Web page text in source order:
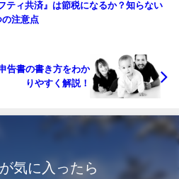
ティ共済』は節税になるか？知らない
の注意点
告書の書き方をわか
りやすく解説！
気に入ったら